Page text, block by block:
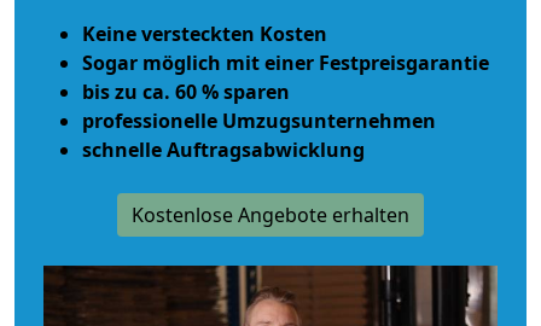
Keine versteckten Kosten
Sogar möglich mit einer Festpreisgarantie
bis zu ca. 60 % sparen
professionelle Umzugsunternehmen
schnelle Auftragsabwicklung
Kostenlose Angebote erhalten